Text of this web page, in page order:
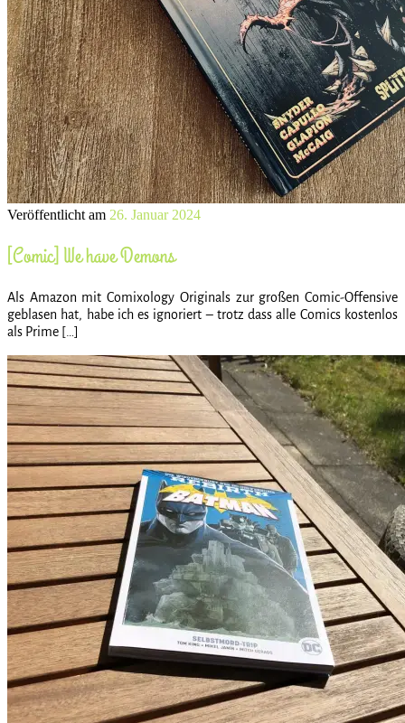
Veröffentlicht am 26. Januar 2024
[Comic] We have Demons
Als Amazon mit Comixology Originals zur großen Comic-Offensive
geblasen hat, habe ich es ignoriert – trotz dass alle Comics kostenlos
als Prime […]